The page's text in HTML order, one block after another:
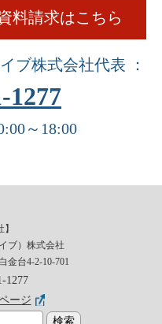
料請求はこちら
ブ株式会社代表 ：
1277
～18:00
ブ）株式会社
金台4-2-10-701
1277
ージ